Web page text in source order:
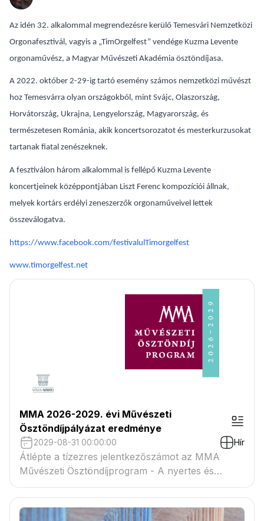
Az idén 32. alkalommal megrendezésre kerülő Temesvári Nemzetközi
Orgonafesztivál, vagyis a „TimOrgelfest” vendége Kuzma Levente
orgonaművész, a Magyar Művészeti Akadémia ösztöndíjasa.
A 2022. október 2-29-ig tartó esemény számos nemzetközi művészt
hoz Temesvárra olyan országokból, mint Svájc, Olaszország,
Horvátország, Ukrajna, Lengyelország, Magyarország, és
természetesen Románia, akik koncertsorozatot és mesterkurzusokat
tartanak fiatal zenészeknek.
A fesztiválon három alkalommal is fellépő Kuzma Levente
koncertjeinek középpontjában Liszt Ferenc kompozíciói állnak,
melyek kortárs erdélyi zeneszerzők orgonaműveivel lettek
összeválogatva.
https://www.facebook.com/festivalulTimorgelfest
www.timorgelfest.net
MMA 2026-2029. évi Művészeti
Ösztöndíjpályázat eredménye
2029-08-31 00:00:00 Hír
Átlépte a tízezres jelentkezőszámot az MMA
Művészeti Ösztöndíjprogram - A nyertes és
tartaléklistás pályázók névsora megtekinthető a
csatolmányban